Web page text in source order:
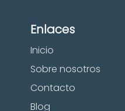
Enlaces
Inicio
Sobre nosotros
Contacto
Blog